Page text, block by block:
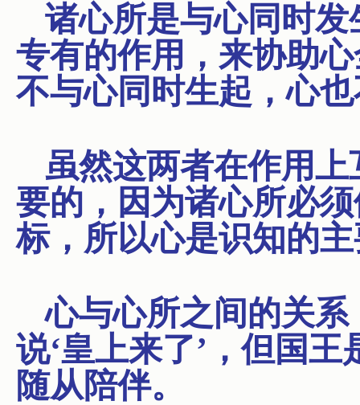
诸心所是与心同时
专有的作用，来协助
不与心同时生起，心
虽然这两者在作用
要的，因为诸心所必
标，所以心是识知的
心与心所之间的关
说‘皇上来了’，但国
随从陪伴。